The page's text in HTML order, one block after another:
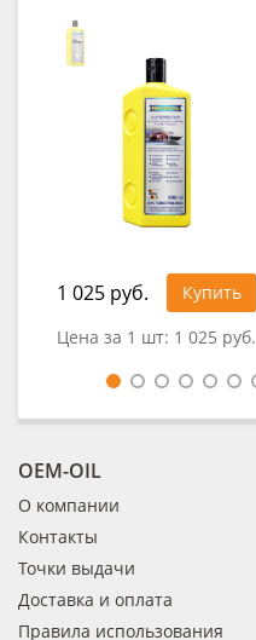
1 025 руб.
Купить
Цена за 1 шт: 1 025 руб.
OEM-OIL
О компании
Контакты
Точки выдачи
Доставка и оплата
Правила использования